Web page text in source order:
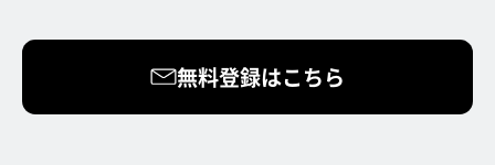
無料登録はこちら